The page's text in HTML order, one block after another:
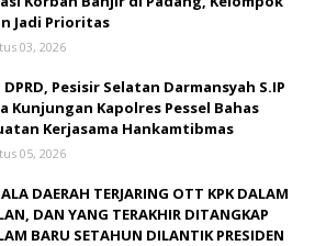
Jadi Prioritas
03, 2026
Pesisir Selatan Darmansyah S.IP
Kunjungan Kapolres Pessel Bahas
Kerjasama Hankamtibmas
05, 2026
DAERAH TERJARING OTT KPK DALAM
DAN YANG TERAKHIR DITANGKAP
BARU SETAHUN DILANTIK PRESIDEN